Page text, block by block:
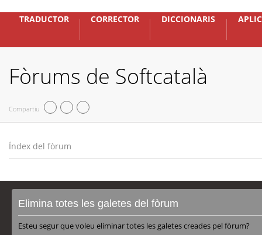
TRADUCTOR CORRECTOR DICCIONARIS
Fòrums de Softcatalà
Compartiu
Índex del fòrum
Elimina totes les galetes del fòrum
Esteu segur que voleu eliminar totes les galetes creades pel fòrum?